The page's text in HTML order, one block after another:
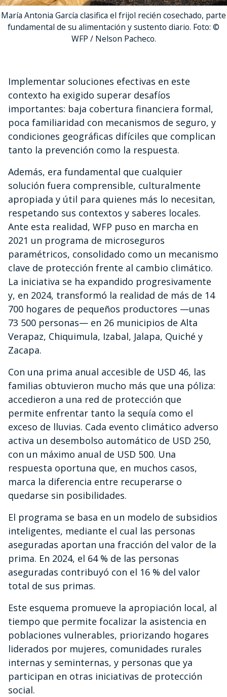
María Antonia García clasifica el frijol recién cosechado, parte
fundamental de su alimentación y sustento diario. Foto: ©
WFP / Nelson Pacheco.
Implementar soluciones efectivas en este
contexto ha exigido superar desafíos
importantes: baja cobertura financiera formal,
poca familiaridad con mecanismos de seguro, y
condiciones geográficas difíciles que complican
tanto la prevención como la respuesta.
Además, era fundamental que cualquier
solución fuera comprensible, culturalmente
apropiada y útil para quienes más lo necesitan,
respetando sus contextos y saberes locales.
Ante esta realidad, WFP puso en marcha en
2021 un programa de microseguros
paramétricos, consolidado como un mecanismo
clave de protección frente al cambio climático.
La iniciativa se ha expandido progresivamente
y, en 2024, transformó la realidad de más de 14
700 hogares de pequeños productores —unas
73 500 personas— en 26 municipios de Alta
Verapaz, Chiquimula, Izabal, Jalapa, Quiché y
Zacapa.
Con una prima anual accesible de USD 46, las
familias obtuvieron mucho más que una póliza:
accedieron a una red de protección que
permite enfrentar tanto la sequía como el
exceso de lluvias. Cada evento climático adverso
activa un desembolso automático de USD 250,
con un máximo anual de USD 500. Una
respuesta oportuna que, en muchos casos,
marca la diferencia entre recuperarse o
quedarse sin posibilidades.
El programa se basa en un modelo de subsidios
inteligentes, mediante el cual las personas
aseguradas aportan una fracción del valor de la
prima. En 2024, el 64 % de las personas
aseguradas contribuyó con el 16 % del valor
total de sus primas.
Este esquema promueve la apropiación local, al
tiempo que permite focalizar la asistencia en
poblaciones vulnerables, priorizando hogares
liderados por mujeres, comunidades rurales
internas y seminternas, y personas que ya
participan en otras iniciativas de protección
social.